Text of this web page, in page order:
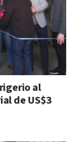
al
de US$3